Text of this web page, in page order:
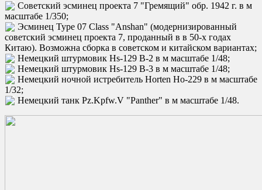
Советский эсминец проекта 7 "Гремящий" обр. 1942 г. в м
масштабе 1/350;
Эсминец Type 07 Class "Anshan" (модернизированный
советский эсминец проекта 7, проданный в в 50-х годах
Китаю). Возможна сборка в советском и китайском вариантах;
Немецкий штурмовик Hs-129 B-2 в м масштабе 1/48;
Немецкий штурмовик Hs-129 B-3 в м масштабе 1/48;
Немецкий ночной истребитель Horten Ho-229 в м масштабе
1/32;
Немецкий танк Pz.Kpfw.V "Panther" в м масштабе 1/48.